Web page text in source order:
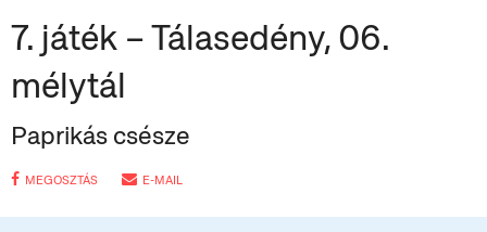
7. játék – Tálasedény, 06.
mélytál
Paprikás csésze
MEGOSZTÁS E-MAIL